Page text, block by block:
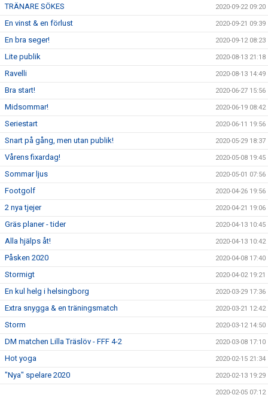
TRÄNARE SÖKES 2020-09-22 09:20
En vinst & en förlust 2020-09-21 09:39
En bra seger! 2020-09-12 08:23
Lite publik 2020-08-13 21:18
Ravelli 2020-08-13 14:49
Bra start! 2020-06-27 15:56
Midsommar! 2020-06-19 08:42
Seriestart 2020-06-11 19:56
Snart på gång, men utan publik! 2020-05-29 18:37
Vårens fixardag! 2020-05-08 19:45
Sommar ljus 2020-05-01 07:56
Footgolf 2020-04-26 19:56
2 nya tjejer 2020-04-21 19:06
Gräs planer - tider 2020-04-13 10:45
Alla hjälps åt! 2020-04-13 10:42
Påsken 2020 2020-04-08 17:40
Stormigt 2020-04-02 19:21
En kul helg i helsingborg 2020-03-29 17:36
Extra snygga & en träningsmatch 2020-03-21 12:42
Storm 2020-03-12 14:50
DM matchen Lilla Träslöv - FFF 4-2 2020-03-08 17:10
Hot yoga 2020-02-15 21:34
"Nya" spelare 2020 2020-02-13 19:29
2020-02-05 07:12